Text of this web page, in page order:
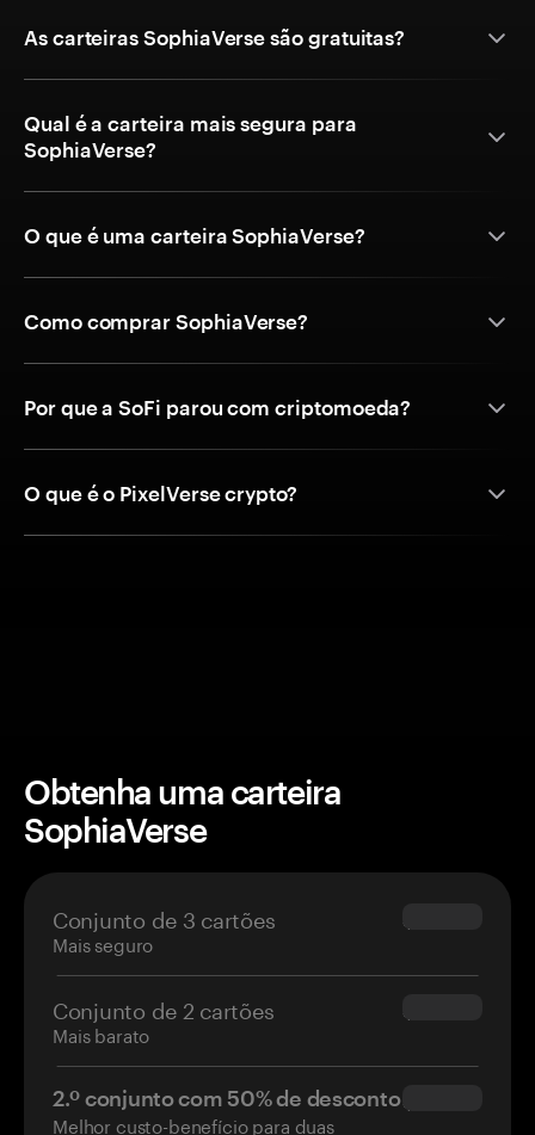
As carteiras SophiaVerse são gratuitas?
Qual é a carteira mais segura para
SophiaVerse?
O que é uma carteira SophiaVerse?
Como comprar SophiaVerse?
Por que a SoFi parou com criptomoeda?
O que é o PixelVerse crypto?
Obtenha uma carteira
SophiaVerse
Conjunto de 3 cartões
Mais seguro
$69.90
Conjunto de 2 cartões
Mais barato
$54.90
2.º conjunto com 50% de desconto
Melhor custo-benefício para duas
$34.95